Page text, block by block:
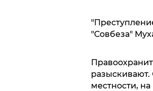
"Совбеза"
местности,